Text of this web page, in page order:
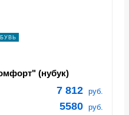
(нубук)
7 812 руб.
5580 руб.